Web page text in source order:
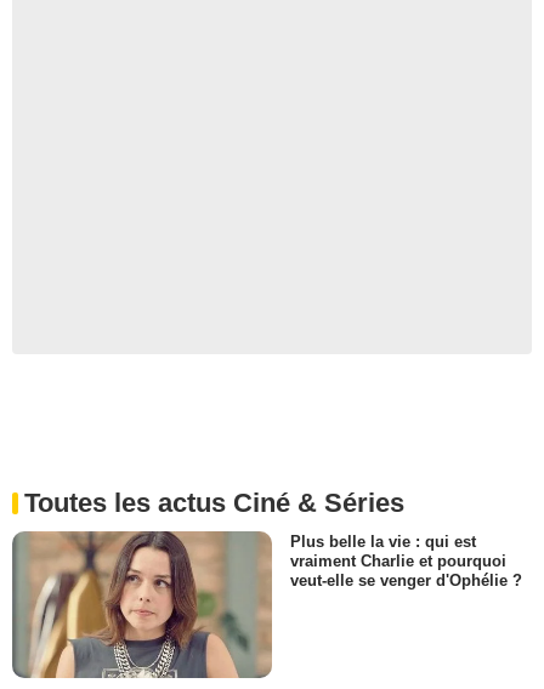
Toutes les actus Ciné & Séries
Plus belle la vie : qui est
vraiment Charlie et pourquoi
veut-elle se venger d'Ophélie ?